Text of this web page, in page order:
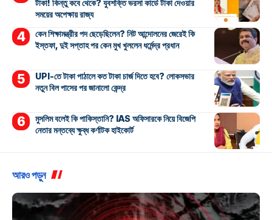
টাকা! কিন্তু কবে থেকে? যুবশক্তি ভরসা কার্ডে টাকা দেওয়ার
সময়ের অপেক্ষায় রাজ্য
কেন শিক্ষামন্ত্রীর পদ ছেড়েছিলেন? নিট আন্দোলনের জেরেই কি
ইস্তফা, দুই সপ্তাহ পর কেন মুখ খুললেন ধর্মেন্দ্র প্রধান
UPI-তে টাকা পাঠালে কত টাকা চার্জ দিতে হবে? লোকসভার
নতুন বিল পাসের পর জানালো কেন্দ্র
মুসলিম বলেই কি পাকিস্তানি? IAS অফিসারকে নিয়ে বিজেপি
নেতার মন্তব্যে ক্ষুব্ধ কর্ণাটক হাইকোর্ট
আরও পড়ুন